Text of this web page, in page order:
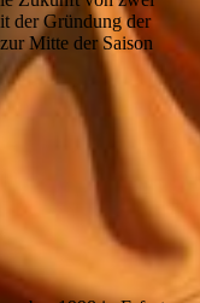
der Gründung der
Mitte der Saison